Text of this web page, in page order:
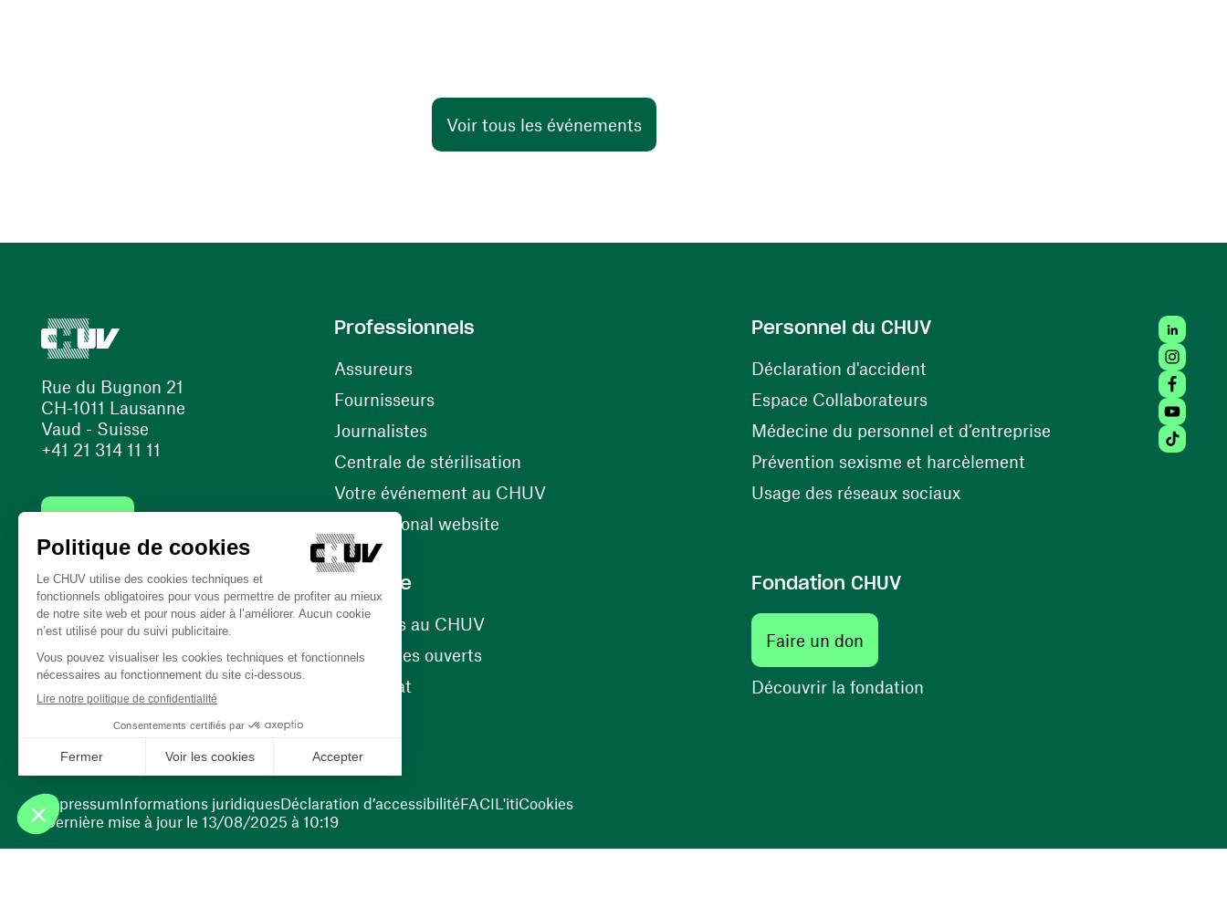
Voir tous les événements
Rue du Bugnon 21
CH-1011 Lausanne
Vaud - Suisse
+41 21 314 11 11
(ouvre une nouvelle fenêtre)
(ouvre une nouvelle fenêtre)
Professionnels
Assureurs
Fournisseurs(ouvre une nouvelle fenêtre)
Journalistes
Centrale de stérilisation
Votre événement au CHUV(ouvre une nouvelle fenêtre)
International website
Personnel du CHUV
Déclaration d'accident(ouvre une nouvelle fenêtre)
Espace Collaborateurs(ouvre une nouvelle fenêtre)
Médecine du personnel et d’entreprise(ouvre une nouvelle
Prévention sexisme et harcèlement(ouvre une nouvelle
Usage des réseaux sociaux(ouvre une nouvelle fenêtre)
Carrière
Carrières au CHUV(ouvre une nouvelle fenêtre)
Nos postes ouverts(ouvre une nouvelle fenêtre)
Bénévolat
Fondation CHUV
Faire un don(ouvre une nouvelle fenêtre)
Découvrir la fondation(ouvre une nouvelle fenêtre)
Tiktok
Dernière mise à jour le 13/08/2025 à 10:19
ImpressumInformations juridiquesDéclaration d’accessibilitéFACIL'itiCookies